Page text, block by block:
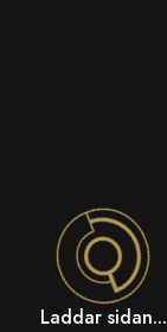
Laddar sidan...